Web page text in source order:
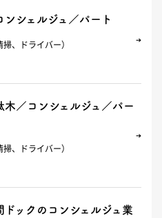
シェルジュ／パート
、ドライバー）
／コンシェルジュ／パー
、ドライバー）
ックのコンシェルジュ業